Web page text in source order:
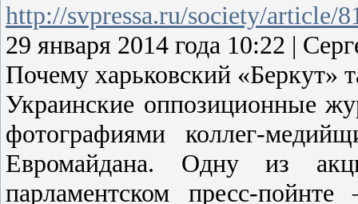
http://svpressa.ru/society/article/
29 января 2014 года 10:22 |
Почему харьковский «Беркут»
Украинские оппозиционные
фотографиями коллег-
Евромайдана. Одну из
парламентском пресс-